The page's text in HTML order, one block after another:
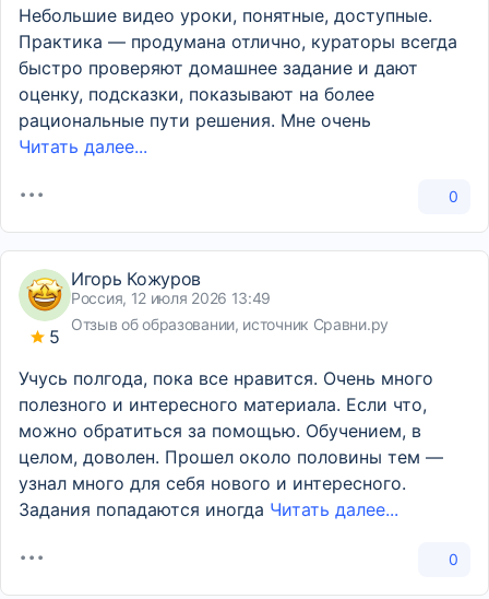
Небольшие видео уроки, понятные, доступные.
Практика — продумана отлично, кураторы всегда
быстро проверяют домашнее задание и дают
оценку, подсказки, показывают на более
рациональные пути решения. Мне очень
Читать далее...
0
5
Игорь Кожуров
Россия, 12 июля 2026 13:49
Отзыв об образовании, источник Сравни.ру
Учусь полгода, пока все нравится. Очень много
полезного и интересного материала. Если что,
можно обратиться за помощью. Обучением, в
целом, доволен. Прошел около половины тем —
узнал много для себя нового и интересного.
Задания попадаются иногда Читать далее...
0